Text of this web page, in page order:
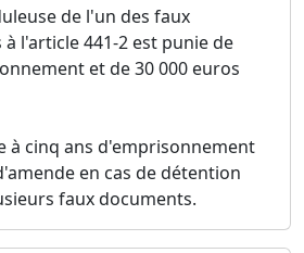
de l'un des faux
l'article 441-2 est punie de
et de 30 000 euros
à cinq ans d'emprisonnement
en cas de détention
faux documents.